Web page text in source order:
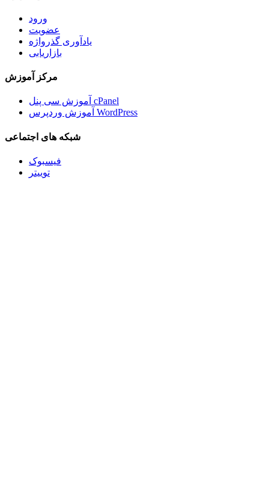
ورود
عضویت
یادآوری گذرواژه
بازاریابی
مرکز آموزش
آموزش سی پنل cPanel
آموزش وردپرس WordPress
شبکه های اجتماعی
فیسبوک
توییتر